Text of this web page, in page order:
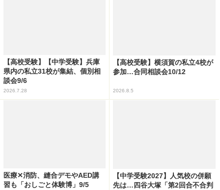
【高校受験】【中学受験】兵庫
県内の私立31校が集結、個別相
談会9/6
2026.7.28
【高校受験】横須賀の私立4校が
参加…合同相談会10/12
2026.8.5
医療✕消防、縫合デモやAED講
習も「おしごと体験博」9/5
【中学受験2027】人気校の併願
先は…四谷大塚「第2回合不合判